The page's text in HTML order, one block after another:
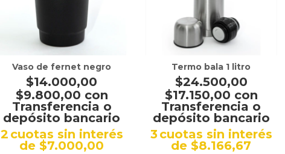
Vaso de fernet negro
$14.000,00
$9.800,00 con
Transferencia o
depósito bancario
2 cuotas sin interés
de$7.000,00
Termo bala 1 litro
$24.500,00
$17.150,00 con
Transferencia o
depósito bancario
3cuotas sin interés
de$8.166,67